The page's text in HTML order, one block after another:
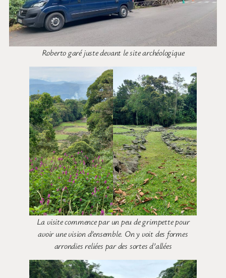
Roberto garé juste devant le site archéologique
La visite commence par un peu de grimpette pour
avoir une vision d’ensemble. On y voit des formes
arrondies reliées par des sortes d’allées